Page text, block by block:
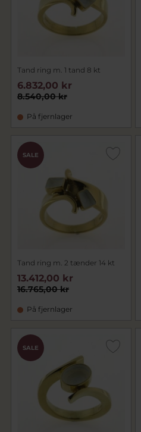
Tand ring m. 1 tand 8 kt
8.540,00 kr
6.832,00 kr
På fjernlager
SALE
Tand ring m. 2 tænder 14 kt
16.765,00 kr
13.412,00 kr
På fjernlager
SALE